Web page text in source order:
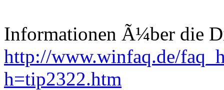
Informationen Ã¼ber die
http://www.winfaq.de/
h=tip2322.htm